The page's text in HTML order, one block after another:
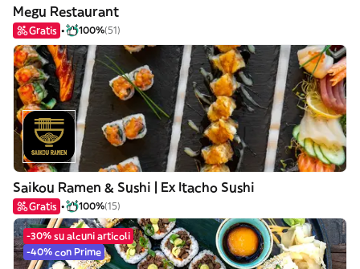
Megu Restaurant
Gratis 100%(51)
Saikou Ramen & Sushi | Ex Itacho Sushi
Gratis 100%(15)
-30% su alcuni articoli
-40% con Prime